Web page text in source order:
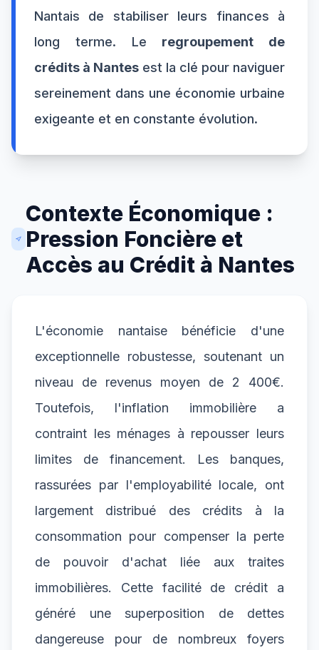
Nantais de stabiliser leurs finances à
long terme. Le regroupement de
crédits à Nantes est la clé pour naviguer
sereinement dans une économie urbaine
exigeante et en constante évolution.
Contexte Économique :
Pression Foncière et
Accès au Crédit à Nantes
L'économie nantaise bénéficie d'une
exceptionnelle robustesse, soutenant un
niveau de revenus moyen de 2 400€.
Toutefois, l'inflation immobilière a
contraint les ménages à repousser leurs
limites de financement. Les banques,
rassurées par l'employabilité locale, ont
largement distribué des crédits à la
consommation pour compenser la perte
de pouvoir d'achat liée aux traites
immobilières. Cette facilité de crédit a
généré une superposition de dettes
dangereuse pour de nombreux foyers